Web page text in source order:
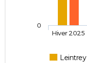
Leintrey
Hiver 2025
0